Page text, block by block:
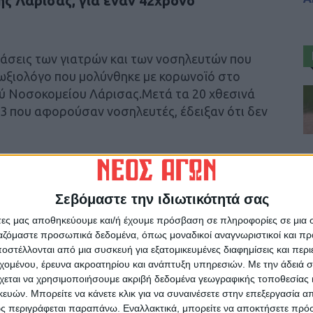
Σεβόμαστε την ιδιωτικότητά σας
μας αποθηκεύουμε και/ή έχουμε πρόσβαση σε πληροφορίες σε
προσωπικά δεδομένα, όπως μοναδικοί αναγνωριστικοί και
από μια συσκευή για εξατομικευμένες διαφημίσεις και
έρευνα ακροατηρίου και ανάπτυξη υπηρεσιών. Με την άδειά
να χρησιμοποιήσουμε ακριβή δεδομένα γεωγραφικής τοποθεσίας
Μπορείτε να κάνετε κλικ για να συναινέσετε στην επεξεργασία
περιγράφεται παραπάνω. Εναλλακτικά, μπορείτε να αποκτήσετε
των γιατρών και των νοσηλευτών που
που μολύνθηκε με κορωνοϊό στο
Νοσοκομείου Λάρισας.Μετά τα 20 χθεσινά
που αφορούσαν νοσηλευτές, έδειξαν ότι δεν
ΝΕΟΣ ΑΓΩΝ στο Google News!
της Καρδίτσας και ευρύτερα της Θεσσαλίας
ΕΠΟΜΕΝΟ ΑΡΘΡΟ